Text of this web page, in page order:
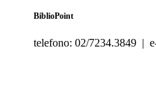
BiblioPoint
telefono: 02/7234.3849 |